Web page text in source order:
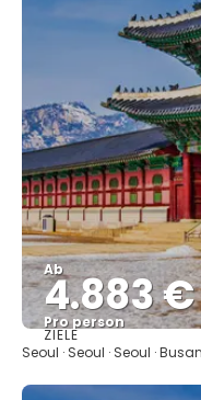
Ab
4.883 €
Pro person
ZIELE
Seoul · Seoul · Seoul ·